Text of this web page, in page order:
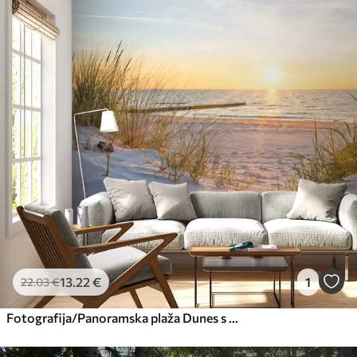
45.00
Premium
56 .00€/m²
Premium vinil
65 .00€/m²
Peel and Stick
81.6749.00€/m²
22.03€13.22 € 1
Fotografija/Panoramska plaža Dunes s sončnim zahodom